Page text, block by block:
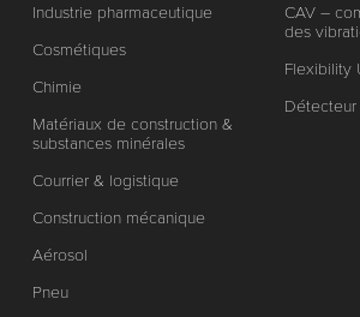
Industrie pharmaceutique
Cosmétiques
Chimie
Matériaux de construction &
substances minérales
Courrier & logistique
Construction mécanique
Aérosol
Pneu
CAV –
des
Flexibility